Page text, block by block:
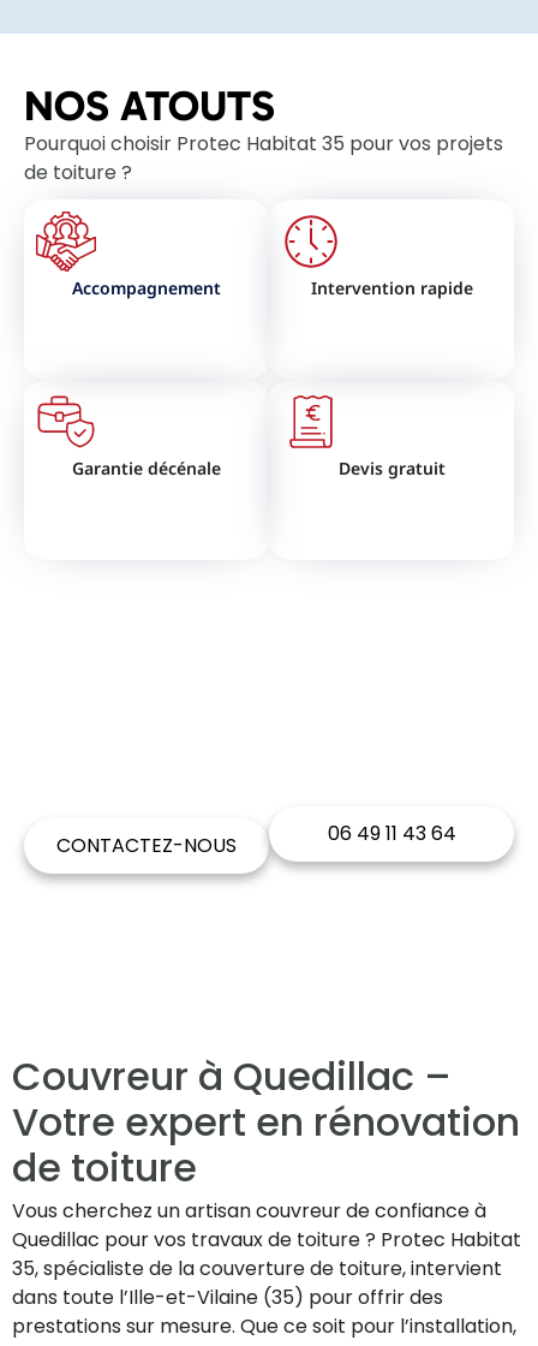
NOS ATOUTS
Pourquoi choisir Protec Habitat 35 pour vos projets
de toiture ?
Accompagnement Intervention rapide
Garantie décénale Devis gratuit
CONTACTEZ-NOUS 06 49 11 43 64
Couvreur à Quedillac –
Votre expert en rénovation
de toiture
Vous cherchez un artisan couvreur de confiance à
Quedillac pour vos travaux de toiture ? Protec Habitat
35, spécialiste de la couverture de toiture, intervient
dans toute l’Ille-et-Vilaine (35) pour offrir des
prestations sur mesure. Que ce soit pour l’installation,